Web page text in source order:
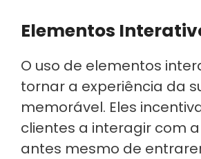
Elementos
O uso de elementos
tornar a experiência da
memorável. Eles
clientes a interagir com
antes mesmo de